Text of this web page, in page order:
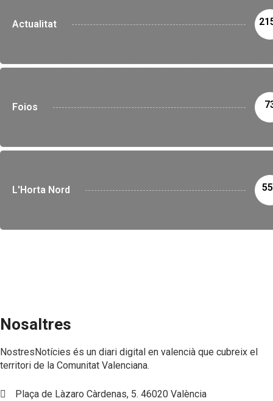
Actualitat
Foios
L'Horta Nord
Nosaltres
NostresNotícies és un diari digital en valencià que cubreix el
territori de la Comunitat Valenciana.
Plaça de Làzaro Càrdenas, 5. 46020 València